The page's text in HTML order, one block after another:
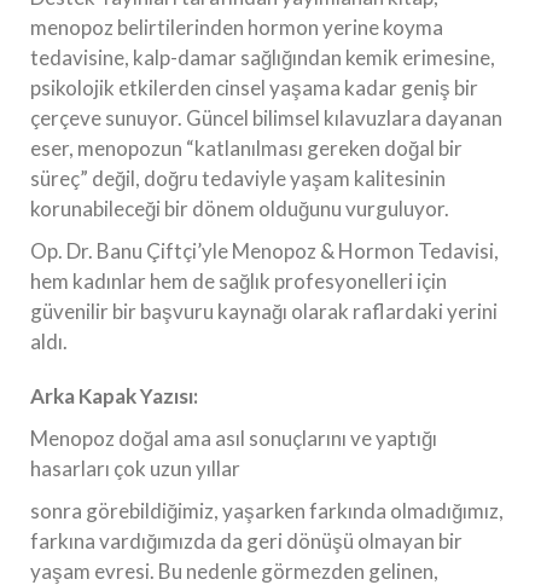
menopoz belirtilerinden hormon yerine koyma
tedavisine, kalp-damar sağlığından kemik erimesine,
psikolojik etkilerden cinsel yaşama kadar geniş bir
çerçeve sunuyor. Güncel bilimsel kılavuzlara dayanan
eser, menopozun “katlanılması gereken doğal bir
süreç” değil, doğru tedaviyle yaşam kalitesinin
korunabileceği bir dönem olduğunu vurguluyor.
Op. Dr. Banu Çiftçi’yle Menopoz & Hormon Tedavisi,
hem kadınlar hem de sağlık profesyonelleri için
güvenilir bir başvuru kaynağı olarak raflardaki yerini
aldı.
Arka Kapak Yazısı:
Menopoz doğal ama asıl sonuçlarını ve yaptığı
hasarları çok uzun yıllar
sonra görebildiğimiz, yaşarken farkında olmadığımız,
farkına vardığımızda da geri dönüşü olmayan bir
yaşam evresi. Bu nedenle görmezden gelinen,